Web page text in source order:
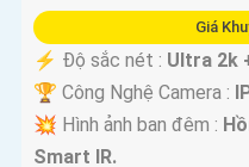
Giá
️⚡ Độ sắc nét : Ultra 2k
🏆 Công Nghệ Camera :
💥 Hình ảnh ban đêm :
Smart IR.